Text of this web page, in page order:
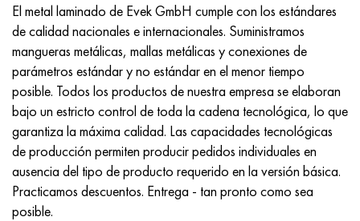
El metal laminado de Evek GmbH cumple con los estándares
de calidad nacionales e internacionales. Suministramos
mangueras metálicas, mallas metálicas y conexiones de
parámetros estándar y no estándar en el menor tiempo
posible. Todos los productos de nuestra empresa se elaboran
bajo un estricto control de toda la cadena tecnológica, lo que
garantiza la máxima calidad. Las capacidades tecnológicas
de producción permiten producir pedidos individuales en
ausencia del tipo de producto requerido en la versión básica.
Practicamos descuentos. Entrega - tan pronto como sea
posible.